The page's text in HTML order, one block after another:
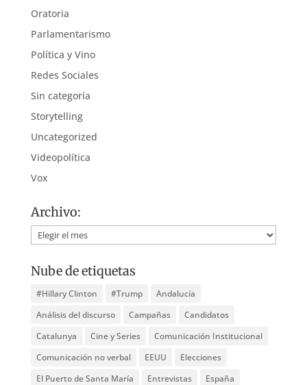
Oratoria
Parlamentarismo
Política y Vino
Redes Sociales
Sin categoría
Storytelling
Uncategorized
Videopolítica
Vox
Archivo:
Archivo:
Nube de etiquetas
#Hillary Clinton #Trump
Andalucía
Análisis del discurso
Campañas
Candidatos
Catalunya
Cine y Series
Comunicación Institucional
Comunicación no verbal
EEUU
Elecciones
El Puerto de Santa María
Entrevistas
España